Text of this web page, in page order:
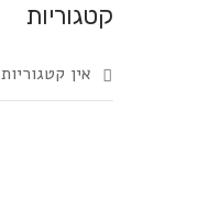
קטגוריות
אין קטגוריות